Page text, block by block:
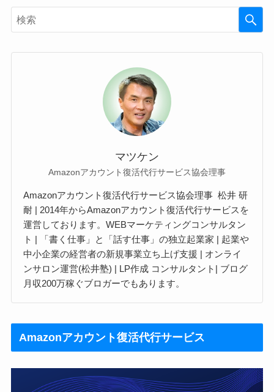
マツケン
Amazonアカウント復活代行サービス協会理事
Amazonアカウント復活代行サービス協会理事 松井 研
耐 | 2014年からAmazonアカウント復活代行サービスを
運営しております。WEBマーケティングコンサルタン
ト | 「書く仕事」と「話す仕事」の独立起業家 | 起業や
中小企業の経営者の新規事業立ち上げ支援 | オンライ
ンサロン運営(松井塾) | LP作成 コンサルタント| ブログ
月収200万稼ぐブロガーでもあります。
Amazonアカウント復活代行サービス